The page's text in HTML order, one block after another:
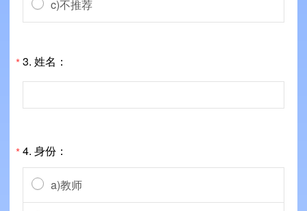
c)不推荐
*3. 姓名：
*4. 身份：
a)教师